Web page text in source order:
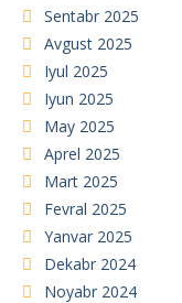
Sentabr 2025
Avgust 2025
Iyul 2025
Iyun 2025
May 2025
Aprel 2025
Mart 2025
Fevral 2025
Yanvar 2025
Dekabr 2024
Noyabr 2024